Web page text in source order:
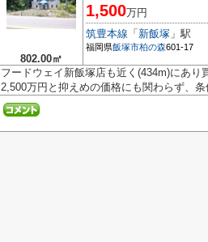
802.00㎡
1,500万円
筑豊本線 「 新飯塚 」駅
福岡県飯塚市柏の森601-17
フードウェイ新飯塚店も近く(434m)にあ
2,500万円と抑えめの価格にも関わらず、